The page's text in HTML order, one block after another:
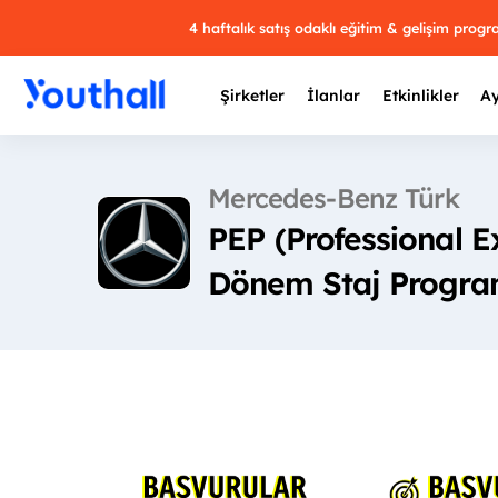
4 haftalık satış odaklı eğitim & gelişim
Şirketler İlanlar Etkinlikler
Mercedes-Benz Türk
PEP (Professional
Dönem Staj